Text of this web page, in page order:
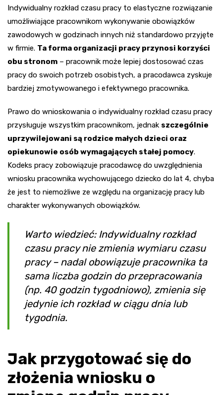
Indywidualny rozkład czasu pracy to elastyczne rozwiązanie
umożliwiające pracownikom wykonywanie obowiązków
zawodowych w godzinach innych niż standardowo przyjęte
w firmie. Ta forma organizacji pracy przynosi korzyści
obu stronom – pracownik może lepiej dostosować czas
pracy do swoich potrzeb osobistych, a pracodawca zyskuje
bardziej zmotywowanego i efektywnego pracownika.
Prawo do wnioskowania o indywidualny rozkład czasu pracy
przysługuje wszystkim pracownikom, jednak szczególnie
uprzywilejowani są rodzice małych dzieci oraz
opiekunowie osób wymagających stałej pomocy.
Kodeks pracy zobowiązuje pracodawcę do uwzględnienia
wniosku pracownika wychowującego dziecko do lat 4, chyba
że jest to niemożliwe ze względu na organizację pracy lub
charakter wykonywanych obowiązków.
Warto wiedzieć: Indywidualny rozkład
czasu pracy nie zmienia wymiaru czasu
pracy – nadal obowiązuje pracownika ta
sama liczba godzin do przepracowania
(np. 40 godzin tygodniowo), zmienia się
jedynie ich rozkład w ciągu dnia lub
tygodnia.
Jak przygotować się do
złożenia wniosku o